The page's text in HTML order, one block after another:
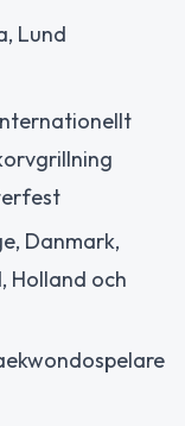
Lund
Danmark,
Holland och